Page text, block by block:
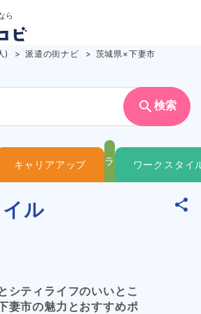
ら
) 派遣の街ナビ 茨城県×下妻市
search 検索
キャリアアップ ラ
ス
ワークスタイ
ル
シティライフのいいとこ
妻市の魅力とおすすめポ